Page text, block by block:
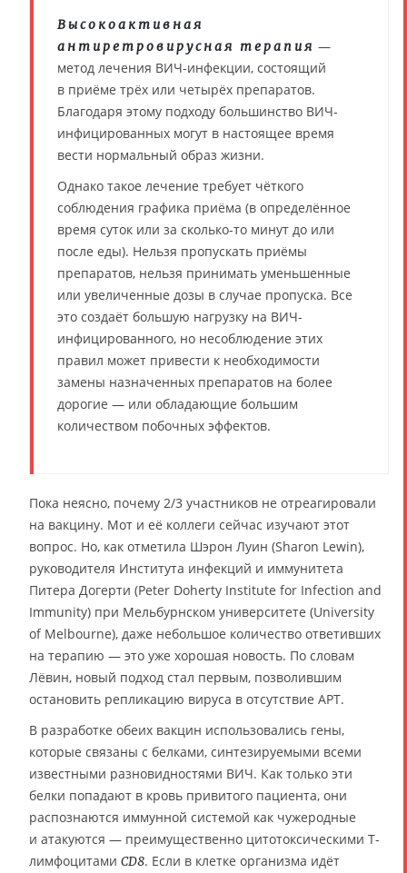
Высокоактивная
антиретровирусная терапия —
метод лечения ВИЧ-инфекции, состоящий
в приёме трёх или четырёх препаратов.
Благодаря этому подходу большинство ВИЧ-
инфицированных могут в настоящее время
вести нормальный образ жизни.
Однако такое лечение требует чёткого
соблюдения графика приёма (в определённое
время суток или за сколько-то минут до или
после еды). Нельзя пропускать приёмы
препаратов, нельзя принимать уменьшенные
или увеличенные дозы в случае пропуска. Все
это создаёт большую нагрузку на ВИЧ-
инфицированного, но несоблюдение этих
правил может привести к необходимости
замены назначенных препаратов на более
дорогие — или обладающие большим
количеством побочных эффектов.
Пока неясно, почему 2/3 участников не отреагировали
на вакцину. Мот и её коллеги сейчас изучают этот
вопрос. Но, как отметила Шэрон Луин (Sharon Lewin),
руководителя Института инфекций и иммунитета
Питера Догерти (Peter Doherty Institute for Infection and
Immunity) при Мельбурнском университете (University
of Melbourne), даже небольшое количество ответивших
на терапию — это уже хорошая новость. По словам
Лёвин, новый подход стал первым, позволившим
остановить репликацию вируса в отсутствие АРТ.
В разработке обеих вакцин использовались гены,
которые связаны с белками, синтезируемыми всеми
известными разновидностями ВИЧ. Как только эти
белки попадают в кровь привитого пациента, они
распознаются иммунной системой как чужеродные
и атакуются — преимущественно цитотоксическими T-
лимфоцитами CD8. Если в клетке организма идёт